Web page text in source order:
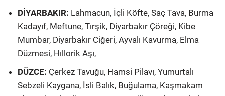
DİYARBAKIR: Lahmacun, İçli Köfte, Saç Tava, Burma
Kadayıf, Meftune, Tırşik, Diyarbakır Çöreği, Kibe
Mumbar, Diyarbakır Ciğeri, Ayvalı Kavurma, Elma
Düzmesi, Hıllorik Aşı,
DÜZCE: Çerkez Tavuğu, Hamsi Pilavı, Yumurtalı
Sebzeli Kaygana, İsli Balık, Buğulama, Kaşmakam